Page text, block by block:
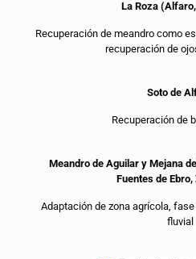
La Roza
Recuperación de meandro como
recuperación de
Soto de
Recuperación de
Meandro de Aguilar y Mejana
Fuentes de
Adaptación de zona agrícola,
fluvial